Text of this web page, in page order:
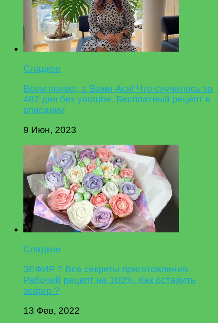
Сладкое
Всем привет, с Вами Ася! Что случилось за
482 дня без youtube. Бесплатный рецепт в
описании
9 Июн, 2023
Сладкое
ЗЕФИР ? Все секреты приготовления.
Рабочий рецепт на 100%. Как остадить
зефир ?
13 Фев, 2022